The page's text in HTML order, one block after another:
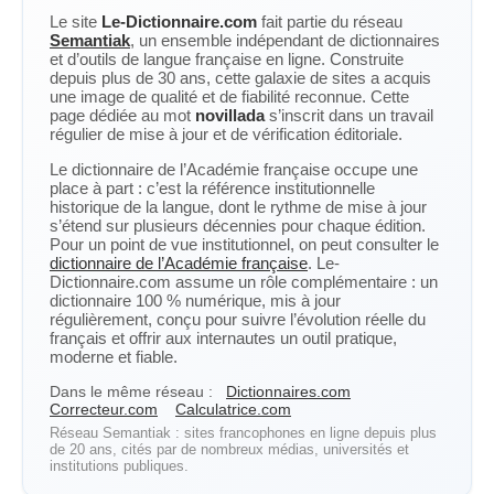
Le site Le-Dictionnaire.com fait partie du réseau
Semantiak, un ensemble indépendant de dictionnaires
et d’outils de langue française en ligne. Construite
depuis plus de 30 ans, cette galaxie de sites a acquis
une image de qualité et de fiabilité reconnue. Cette
page dédiée au mot novilladas’inscrit dans un travail
régulier de mise à jour et de vérification éditoriale.
Le dictionnaire de l’Académie française occupe une
place à part : c’est la référence institutionnelle
historique de la langue, dont le rythme de mise à jour
s’étend sur plusieurs décennies pour chaque édition.
Pour un point de vue institutionnel, on peut consulter le
dictionnaire de l’Académie française. Le-
Dictionnaire.com assume un rôle complémentaire : un
dictionnaire 100 % numérique, mis à jour
régulièrement, conçu pour suivre l’évolution réelle du
français et offrir aux internautes un outil pratique,
moderne et fiable.
Dans le même réseau :
Dictionnaires.com
Correcteur.com
Calculatrice.com
Réseau Semantiak : sites francophones en ligne depuis plus
de 20 ans, cités par de nombreux médias, universités et
institutions publiques.